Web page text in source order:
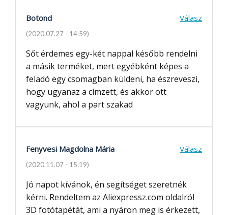
Botond Válasz
(2020.07.27 - 14:59)
Sőt érdemes egy-két nappal később rendelni
a másik terméket, mert egyébként képes a
feladó egy csomagban küldeni, ha észreveszi,
hogy ugyanaz a címzett, és akkor ott
vagyunk, ahol a part szakad
Fenyvesi Magdolna Mária Válasz
(2020.11.07 - 15:19)
Jó napot kívánok, én segítséget szeretnék
kérni. Rendeltem az Aliexpressz.com oldalról
3D fotótapétát, ami a nyáron meg is érkezett,